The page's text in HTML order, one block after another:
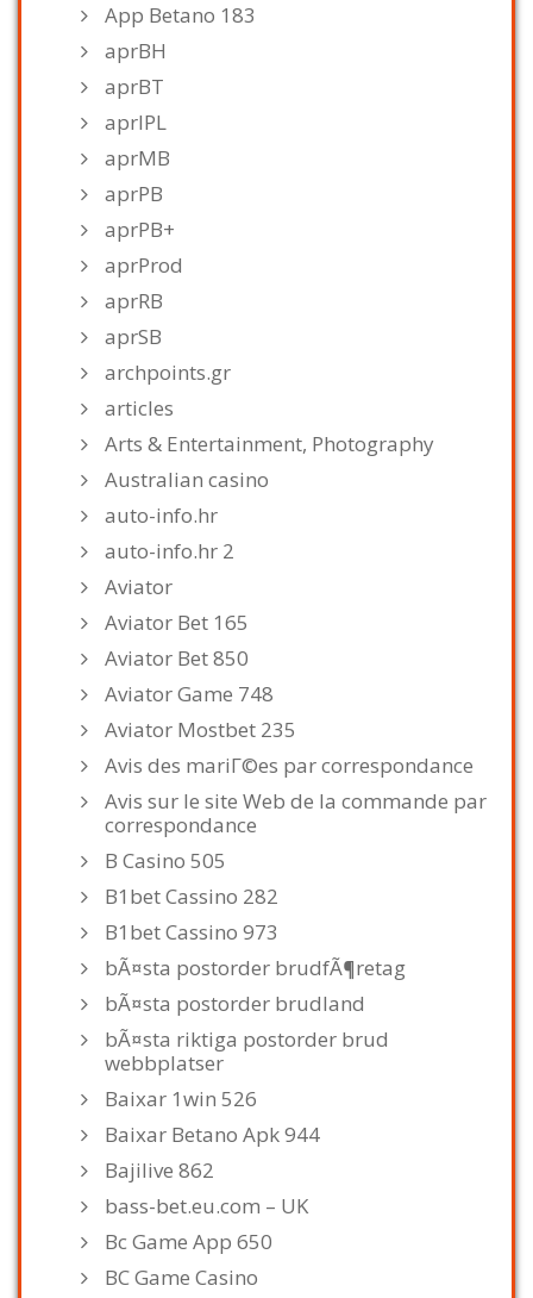
App Betano 183
aprBH
aprBT
aprIPL
aprMB
aprPB
aprPB+
aprProd
aprRB
aprSB
archpoints.gr
articles
Arts & Entertainment, Photography
Australian casino
auto-info.hr
auto-info.hr 2
Aviator
Aviator Bet 165
Aviator Bet 850
Aviator Game 748
Aviator Mostbet 235
Avis des mariГ©es par correspondance
Avis sur le site Web de la commande par
correspondance
B Casino 505
B1bet Cassino 282
B1bet Cassino 973
bÃ¤sta postorder brudfÃ¶retag
bÃ¤sta postorder brudland
bÃ¤sta riktiga postorder brud
webbplatser
Baixar 1win 526
Baixar Betano Apk 944
Bajilive 862
bass-bet.eu.com – UK
Bc Game App 650
BC Game Casino